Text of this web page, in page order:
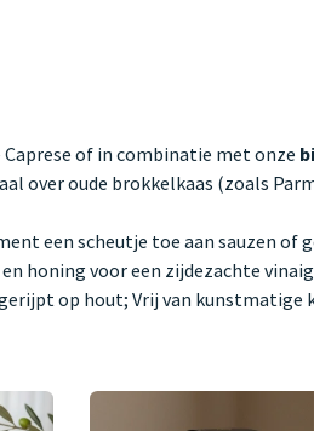
of in combinatie met onze
over oude brokkelkaas (zoals
een scheutje toe aan sauzen of
honing voor een zijdezachte
op hout; Vrij van kunstmatige